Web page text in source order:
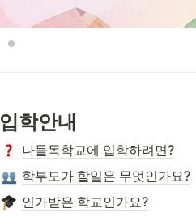
입학안내
나들목학교에 입학하려면?
학부모가 할일은 무엇인가요?
인가받은 학교인가요?